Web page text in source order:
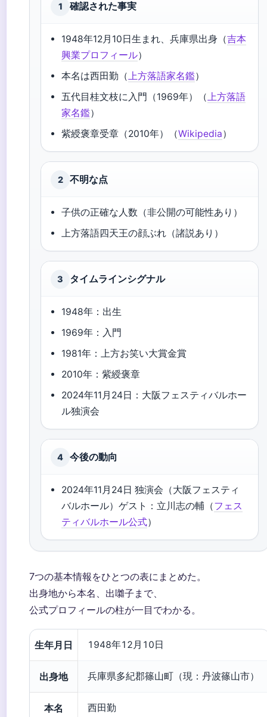
1 確認された事実
1948年12月10日生まれ、兵庫県出身（吉本
興業プロフィール）
本名は西田勤（上方落語家名鑑）
五代目桂文枝に入門（1969年）（上方落語
家名鑑）
紫綬褒章受章（2010年）（Wikipedia）
2 不明な点
子供の正確な人数（非公開の可能性あり）
上方落語四天王の顔ぶれ（諸説あり）
3 タイムラインシグナル
1948年：出生
1969年：入門
1981年：上方お笑い大賞金賞
2010年：紫綬褒章
2024年11月24日：大阪フェスティバルホー
ル独演会
4 今後の動向
2024年11月24日 独演会（大阪フェスティ
バルホール）ゲスト：立川志の輔（フェス
ティバルホール公式）
7つの基本情報をひとつの表にまとめた。
出身地から本名、出囃子まで、
公式プロフィールの柱が一目でわかる。
生年月日 1948年12月10日
出身地 兵庫県多紀郡篠山町（現：丹波篠山市）
本名 西田勤